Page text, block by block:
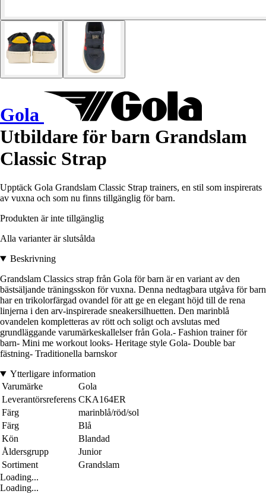
Gola
Utbildare för barn Grandslam
Classic Strap
Upptäck Gola Grandslam Classic Strap trainers, en stil som inspirerats
av vuxna och som nu finns tillgänglig för barn.
Produkten är inte tillgänglig
Alla varianter är slutsålda
Beskrivning
Grandslam Classics strap från Gola för barn är en variant av den
bästsäljande träningsskon för vuxna. Denna nedtagbara utgåva för barn
har en trikolorfärgad ovandel för att ge en elegant höjd till de rena
linjerna i den arv-inspirerade sneakersilhuetten. Den marinblå
ovandelen kompletteras av rött och soligt och avslutas med
grundläggande varumärkeskallelser från Gola.- Fashion trainer för
barn- Mini me workout looks- Heritage style Gola- Double bar
fästning- Traditionella barnskor
Ytterligare information
Varumärke
Gola
Leverantörsreferens CKA164ER
Färg
marinblå/röd/sol
Färg
Blå
Kön
Blandad
Åldersgrupp
Junior
Sortiment
Grandslam
Loading...
Loading...